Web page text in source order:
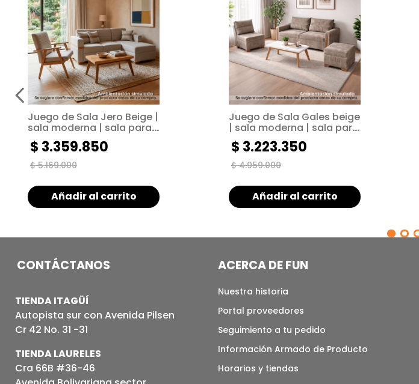
Juego de Sala Jero Beige |
sala moderna | sala para
espacios pequeños
$ 5.169.000
$ 3.359.850
Añadir al carrito
Juego de Sala Gales beige
| sala moderna | sala para
espacios pequeños
$ 4.959.000
$ 3.223.350
Añadir al carrito
CONTÁCTANOS
TIENDA ITAGÜÍ
Autopista sur con Avenida Pilsen
Cr 42 No. 31 -31
TIENDA LAURELES
Cra 66B #36-46
ACERCA DE FUN
Nuestra historia
Portal proveedores
Seguimiento a tu pedido
Información Armado de Producto
Horarios y tiendas